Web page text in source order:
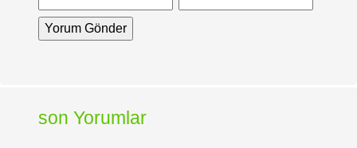
son Yorumlar